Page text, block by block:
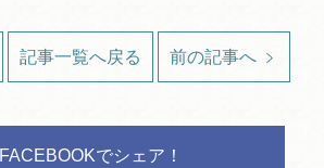
記事一覧へ戻る 前の記事へ
FACEBOOKでシェア！